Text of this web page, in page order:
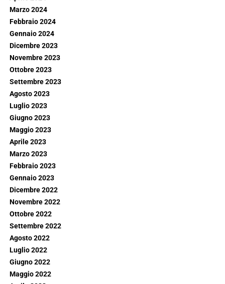
Marzo 2024
Febbraio 2024
Gennaio 2024
Dicembre 2023
Novembre 2023
Ottobre 2023
Settembre 2023
Agosto 2023
Luglio 2023
Giugno 2023
Maggio 2023
Aprile 2023
Marzo 2023
Febbraio 2023
Gennaio 2023
Dicembre 2022
Novembre 2022
Ottobre 2022
Settembre 2022
Agosto 2022
Luglio 2022
Giugno 2022
Maggio 2022